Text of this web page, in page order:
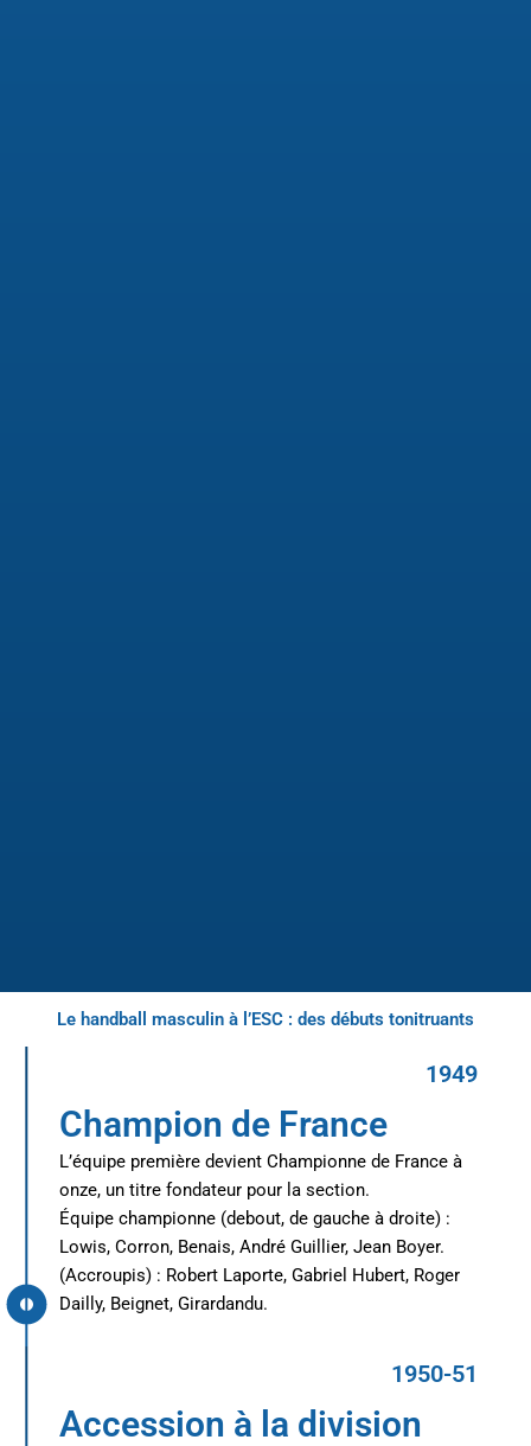
Le handball masculin à l’ESC : des débuts tonitruants
1949
Champion de France
L’équipe première devient Championne de France à
onze, un titre fondateur pour la section.
Équipe championne (debout, de gauche à droite) :
Lowis, Corron, Benais, André Guillier, Jean Boyer.
(Accroupis) : Robert Laporte, Gabriel Hubert, Roger
Dailly, Beignet, Girardandu.
1950-51
Accession à la division